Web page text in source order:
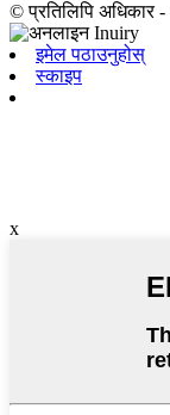
© प्रतिलिपि अधिकार
इमेल पठाउनुहोस्
स्काइप
x